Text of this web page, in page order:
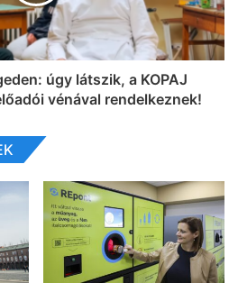
úgy látszik, a KOPAJ
vénával rendelkeznek!